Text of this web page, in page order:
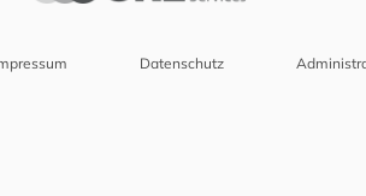
Datenschutz